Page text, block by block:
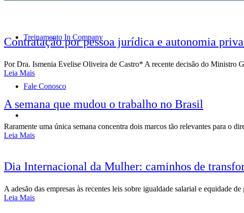
Treinamento In Company
Fale Conosco
Contratação por pessoa jurídica e autonomia
Por Dra. Ismenia Evelise Oliveira de Castro* A recente decisão do Ministro
Leia Mais
A semana que mudou o trabalho no Brasil
Raramente uma única semana concentra dois marcos tão relevantes para o
Leia Mais
Dia Internacional da Mulher: caminhos de
A adesão das empresas às recentes leis sobre igualdade salarial e equidade
Leia Mais